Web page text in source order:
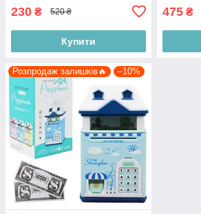
230 ₴ 520 ₴
Купити
475 ₴
Розпродаж залишків🔥 –10%